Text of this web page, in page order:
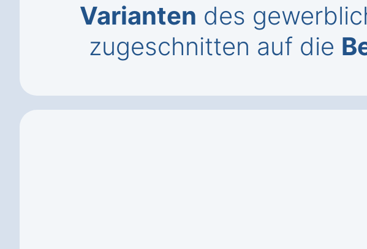
Varianten des
zugeschnitten auf die